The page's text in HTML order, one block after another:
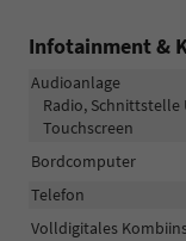
Infotainment &
Audioanlage
Radio, Schnittstelle
Touchscreen
Bordcomputer
Telefon
Volldigitales